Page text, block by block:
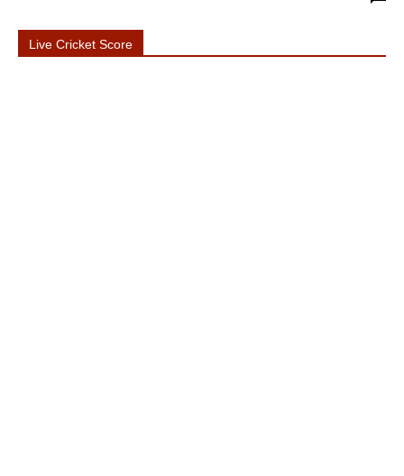
Live Cricket Score